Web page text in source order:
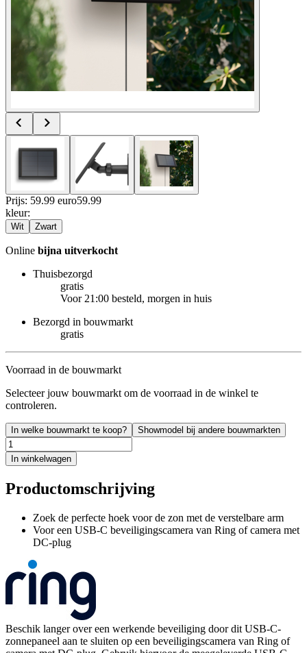
Prijs: 59.99 euro59.99
kleur:
Wit Zwart
Online bijna uitverkocht
Thuisbezorgd
gratis
Voor 21:00 besteld, morgen in huis
Bezorgd in bouwmarkt
gratis
Voorraad in de bouwmarkt
Selecteer jouw bouwmarkt om de voorraad in de winkel te
controleren.
In welke bouwmarkt te koop? Showmodel bij andere bouwmarkten
In winkelwagen
Productomschrijving
Zoek de perfecte hoek voor de zon met de verstelbare arm
Voor een USB-C beveiligingscamera van Ring of camera met
DC-plug
Beschik langer over een werkende beveiliging door dit USB-C-
zonnepaneel aan te sluiten op een beveiligingscamera van Ring of